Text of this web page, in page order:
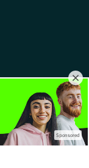
Sponsored